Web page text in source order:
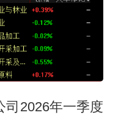
司2026年一季度